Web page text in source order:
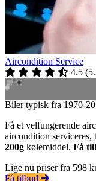
Aircondition Service
4.5 (
Biler typisk fra 1970-
Få et velfungerende
aircondition
200g kølemiddel. Få
Lige nu priser fra 598
Få tilbud